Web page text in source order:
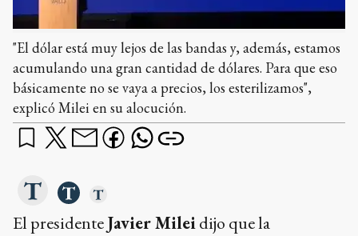
"El dólar está muy lejos de las bandas y, además, estamos
acumulando una gran cantidad de dólares. Para que eso
básicamente no se vaya a precios, los esterilizamos",
explicó Milei en su alocución.
El presidenteJavier Mileidijo que la